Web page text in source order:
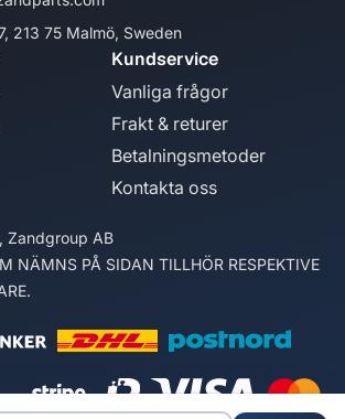
213 75 Malmö, Sweden
Kundservice
Vanliga frågor
Frakt & returer
Betalningsmetoder
Kontakta oss
AB
NÄMNS PÅ SIDAN TILLHÖR RESPEKTIVE